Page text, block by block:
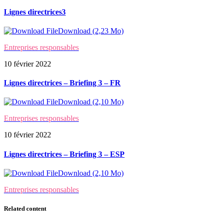
Lignes directrices3
Download (2,23 Mo)
Entreprises responsables
10 février 2022
Lignes directrices – Briefing 3 – FR
Download (2,10 Mo)
Entreprises responsables
10 février 2022
Lignes directrices – Briefing 3 – ESP
Download (2,10 Mo)
Entreprises responsables
Related content